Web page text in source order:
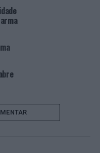
de Pistas Vamos Jogar
Leal da Câmara, os
numa
dos
um ‘Jogo de Pistas’,
de exposição.
e 2º Ciclos do Ensino